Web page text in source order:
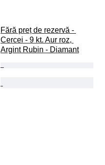
Fără preț de rezervă -
Cercei - 9 kt. Aur roz,
Argint Rubin - Diamant